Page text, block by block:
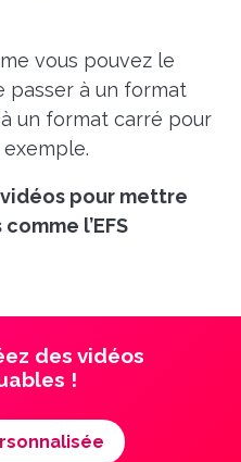
vous pouvez le
passer à un format
un format carré pour
pour mettre
l’EFS
des vidéos
!